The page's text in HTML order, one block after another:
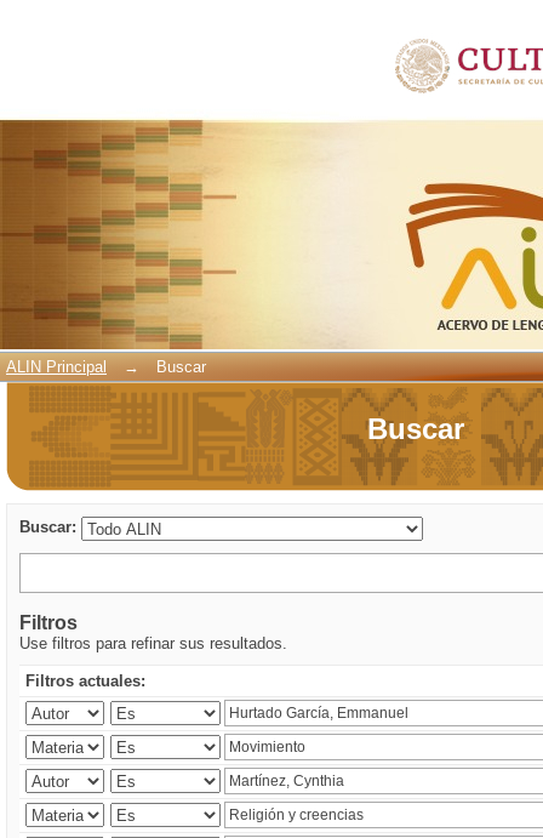
ALIN Principal → Buscar
Buscar
Buscar:
Filtros
Use filtros para refinar sus resultados.
Filtros actuales: